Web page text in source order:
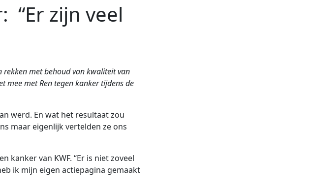
“Er zijn veel
rekken met behoud van kwaliteit van
mee met Ren tegen kanker tijdens de
werd. En wat het resultaat zou
maar eigenlijk vertelden ze ons
kanker van KWF. “Er is niet zoveel
ik mijn eigen actiepagina gemaakt